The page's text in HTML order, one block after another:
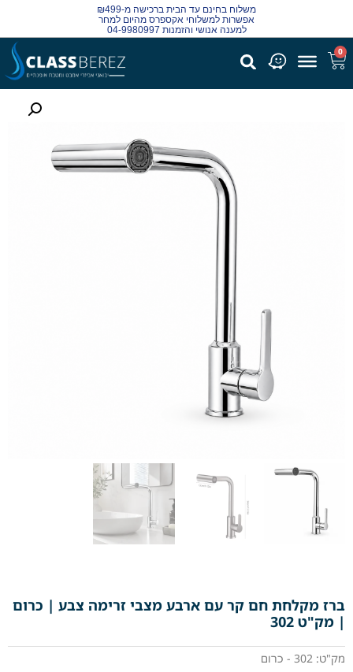
משלוח בחינם עד הבית ברכישה מ-₪499
אפשרות למשלוחי אקספרס מהיום למחר
למענה אנושי והזמנות 04-9980997
0
ברז מקלחת חם קר עם ארבע מצבי זרימה צבע | כרום
| מק"ט 302
מק"ט: 302 - כרום